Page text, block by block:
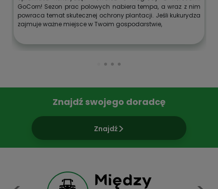
GoCorn! Sezon prac polowych nabiera tempa, a wraz z nim
powraca temat skutecznej ochrony plantacji. Jeśli kukurydza
zajmuje ważne miejsce w Twoim gospodarstwie,
Znajdź swojego doradcę
Znajdź